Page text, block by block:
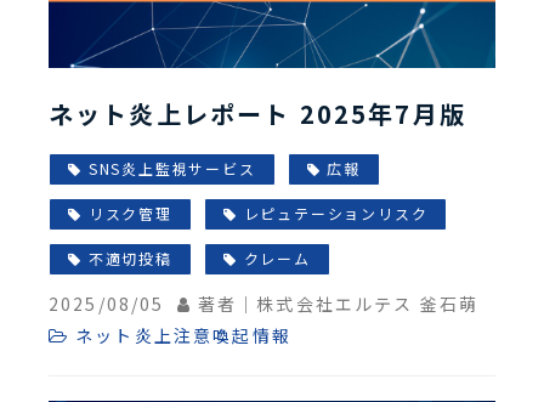
ネット炎上レポート 2025年7月版
SNS炎上監視サービス 広報
リスク管理 レピュテーションリスク
不適切投稿 クレーム
2025/08/05
著者｜株式会社エルテス 釜石萌
ネット炎上注意喚起情報